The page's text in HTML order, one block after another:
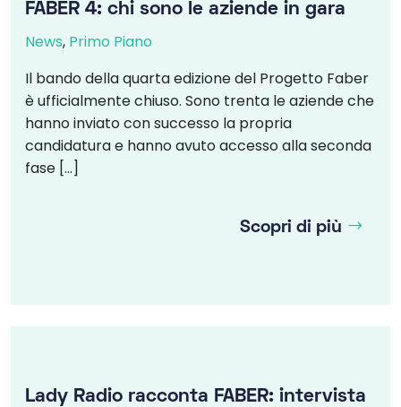
FABER 4: chi sono le aziende in gara
News, Primo Piano
Il bando della quarta edizione del Progetto Faber
è ufficialmente chiuso. Sono trenta le aziende che
hanno inviato con successo la propria
candidatura e hanno avuto accesso alla seconda
fase […]
Scopri di più
Lady Radio racconta FABER: intervista